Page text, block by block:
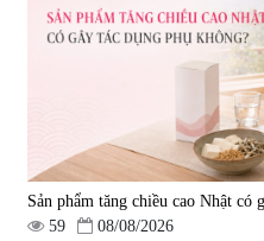
Sản phẩm tăng chiều cao Nhật có
59
08/08/2026